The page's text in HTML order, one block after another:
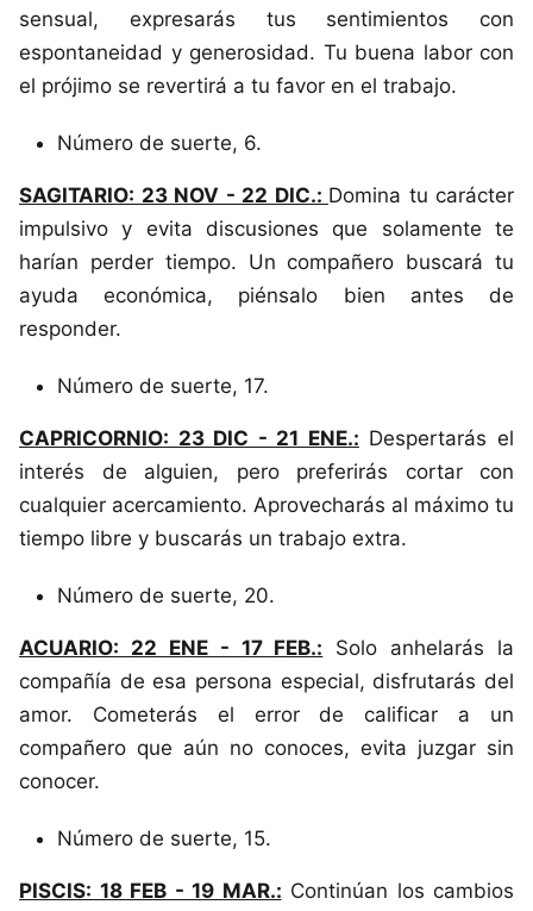
sensual, expresarás tus sentimientos con
espontaneidad y generosidad. Tu buena labor con
el prójimo se revertirá a tu favor en el trabajo.
Número de suerte, 6.
SAGITARIO: 23 NOV - 22 DIC.: Domina tu carácter
impulsivo y evita discusiones que solamente te
harían perder tiempo. Un compañero buscará tu
ayuda económica, piénsalo bien antes de
responder.
Número de suerte, 17.
CAPRICORNIO: 23 DIC - 21 ENE.: Despertarás el
interés de alguien, pero preferirás cortar con
cualquier acercamiento. Aprovecharás al máximo tu
tiempo libre y buscarás un trabajo extra.
Número de suerte, 20.
ACUARIO: 22 ENE - 17 FEB.: Solo anhelarás la
compañía de esa persona especial, disfrutarás del
amor. Cometerás el error de calificar a un
compañero que aún no conoces, evita juzgar sin
conocer.
Número de suerte, 15.
PISCIS: 18 FEB - 19 MAR.: Continúan los cambios